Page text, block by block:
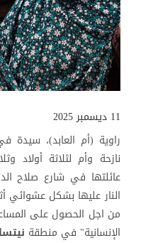
11 ديسمبر 2025
راوية (أم العابد)، سيدة
نازحة وأم لثلاثة أولاد
عائلتها في شارع صلاح
النار عليها بشكل عشوائي
من اجل الحصول على
الإنسانية" في منطقة